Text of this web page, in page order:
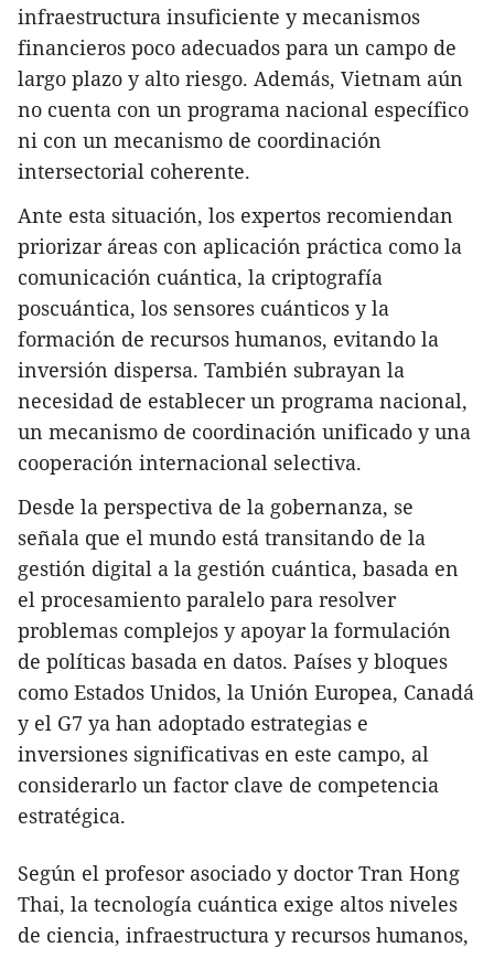
infraestructura insuficiente y mecanismos
financieros poco adecuados para un campo de
largo plazo y alto riesgo. Además, Vietnam aún
no cuenta con un programa nacional específico
ni con un mecanismo de coordinación
intersectorial coherente.
Ante esta situación, los expertos recomiendan
priorizar áreas con aplicación práctica como la
comunicación cuántica, la criptografía
poscuántica, los sensores cuánticos y la
formación de recursos humanos, evitando la
inversión dispersa. También subrayan la
necesidad de establecer un programa nacional,
un mecanismo de coordinación unificado y una
cooperación internacional selectiva.
Desde la perspectiva de la gobernanza, se
señala que el mundo está transitando de la
gestión digital a la gestión cuántica, basada en
el procesamiento paralelo para resolver
problemas complejos y apoyar la formulación
de políticas basada en datos. Países y bloques
como Estados Unidos, la Unión Europea, Canadá
y el G7 ya han adoptado estrategias e
inversiones significativas en este campo, al
considerarlo un factor clave de competencia
estratégica.
Según el profesor asociado y doctor Tran Hong
Thai, la tecnología cuántica exige altos niveles
de ciencia, infraestructura y recursos humanos,